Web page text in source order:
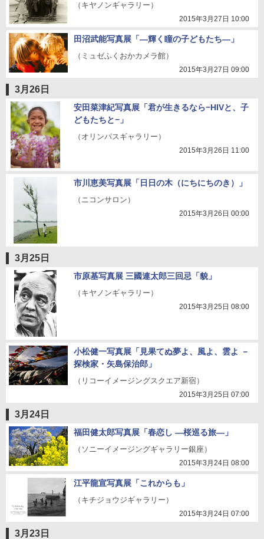
（キヤノンギャラリー）
2015年3月27日 10:00
田沼武能写真展「―輝く瞳の子どもたち―」
（ミュゼふくおかカメラ館）
2015年3月27日 09:00
3月26日
安田菜津紀写真展「君が生きるなら−HIVと、子
どもたちと−」
（オリンパスギャラリー）
2015年3月26日 11:00
市川恵美写真展「日日の木（にちにちのき）」
（ニコンサロン）
2015年3月26日 00:00
3月25日
市原基写真展 三國連太郎三回忌「貌」
（キヤノンギャラリー）
2015年3月25日 08:00
小松健一写真展「見果てぬ夢よ、風よ、雲よ －
探検家・矢島保治郎」
（リコーイメージングスクエア新宿）
2015年3月25日 07:00
3月24日
福田健太郎写真展「春恋し ―桜巡る旅―」
（ソニーイメージングギャラリー銀座）
2015年3月24日 08:00
江平龍宣写真展「これからも」
（キチジョウジギャラリー）
2015年3月24日 07:00
3月23日